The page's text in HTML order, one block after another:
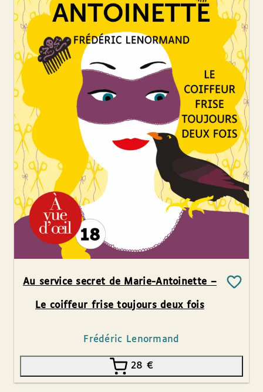
Au service secret de Marie-Antoinette –
Le coiffeur frise toujours deux fois
Frédéric Lenormand
28 €